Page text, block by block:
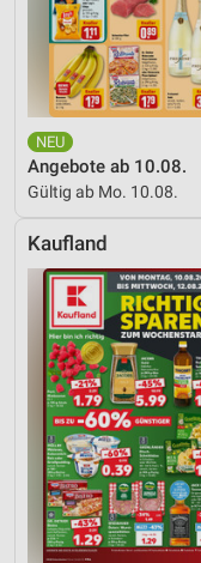
Angebote ab 10.08.
Gültig ab Mo. 10.08.
Kaufland
Funktional
Werbung